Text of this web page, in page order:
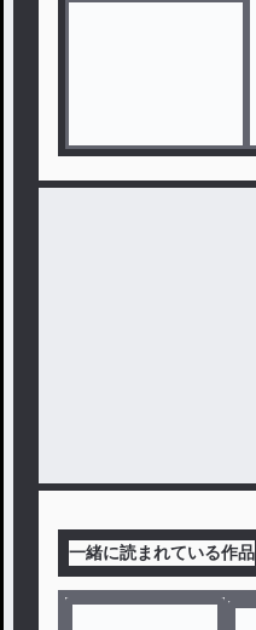
一緒に読まれている作品